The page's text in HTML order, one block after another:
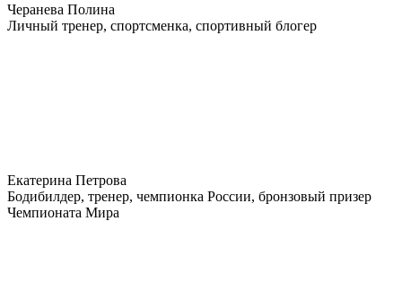
Черанева Полина
Личный тренер, спортсменка, спортивный блогер
Екатерина Петрова
Бодибилдер, тренер, чемпионка России, бронзовый призер
Чемпионата Мира